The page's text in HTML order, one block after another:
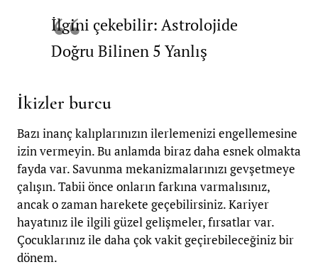
İlgini çekebilir: Astrolojide
Doğru Bilinen 5 Yanlış
İkizler burcu
Bazı inanç kalıplarınızın ilerlemenizi engellemesine
izin vermeyin. Bu anlamda biraz daha esnek olmakta
fayda var. Savunma mekanizmalarınızı gevşetmeye
çalışın. Tabii önce onların farkına varmalısınız,
ancak o zaman harekete geçebilirsiniz. Kariyer
hayatınız ile ilgili güzel gelişmeler, fırsatlar var.
Çocuklarınız ile daha çok vakit geçirebileceğiniz bir
dönem.